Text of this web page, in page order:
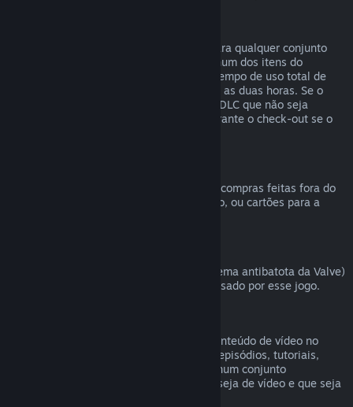
Podes receber um reembolso completo para qualquer conjunto
comprado na Loja Steam, desde que nenhum dos itens do
conjunto tenha sido transferido, e que o tempo de uso total de
todos os itens do conjunto não ultrapasse as duas horas. Se o
conjunto contiver um item de um jogo ou DLC que não seja
reembolsável, o Steam irá informar-te durante o check-out se o
A Valve não pode emitir reembolsos para compras feitas fora do
Steam (como CD Keys, códigos de produto, ou cartões para a
Caso tenhas sido banido pelo VAC (o sistema antibatota da Valve)
num jogo, perdes o direito de ser reembolsado por esse jogo.
Não podemos efetuar reembolsos para conteúdo de vídeo no
Steam (filmes, curtas-metragens, séries, episódios, tutoriais,
etc.), a não ser que o vídeo seja vendido num conjunto
juntamente com outro conteúdo que não seja de vídeo e que seja